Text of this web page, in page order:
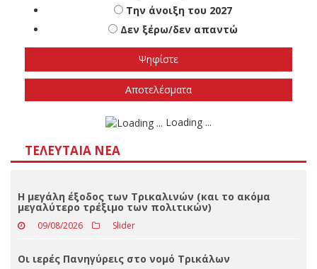
Πότε πιστεύετε ότι θα γίνουν οι εθνικές
εκλογές
Το φθινόπωρο του 2026
Την άνοιξη του 2027
Δεν ξέρω/δεν απαντώ
ΤΕΛΕΥΤΑΊΑ ΝΈΑ
Η μεγάλη έξοδος των Τρικαλινών (και το ακόμα